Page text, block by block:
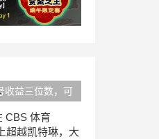
收益三位数，可
CBS 体育
超越凯特琳，大